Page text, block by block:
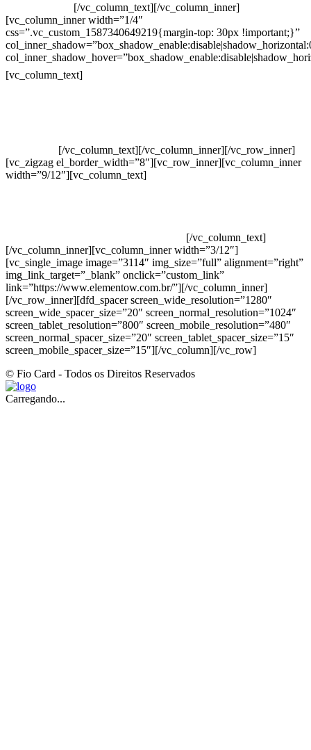
[/vc_column_text][/vc_column_inner]
[vc_column_inner width=”1/4″
css=”.vc_custom_1587340649219{margin-top: 30px !important;}”
[vc_column_text]
[/vc_column_text][/vc_column_inner][/vc_row_inner]
[vc_zigzag el_border_width=”8″][vc_row_inner][vc_column_inner
width=”9/12″][vc_column_text]
[/vc_column_text]
[/vc_column_inner][vc_column_inner width=”3/12″]
[vc_single_image image=”3114″ img_size=”full” alignment=”right”
img_link_target=”_blank” onclick=”custom_link”
link=”https://www.elementow.com.br/”][/vc_column_inner]
[/vc_row_inner][dfd_spacer screen_wide_resolution=”1280″
screen_wide_spacer_size=”20″ screen_normal_resolution=”1024″
screen_tablet_resolution=”800″ screen_mobile_resolution=”480″
screen_normal_spacer_size=”20″ screen_tablet_spacer_size=”15″
screen_mobile_spacer_size=”15″][/vc_column][/vc_row]
© Fio Card - Todos os Direitos Reservados
Carregando...